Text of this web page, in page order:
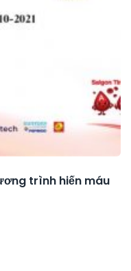
trình hiến máu